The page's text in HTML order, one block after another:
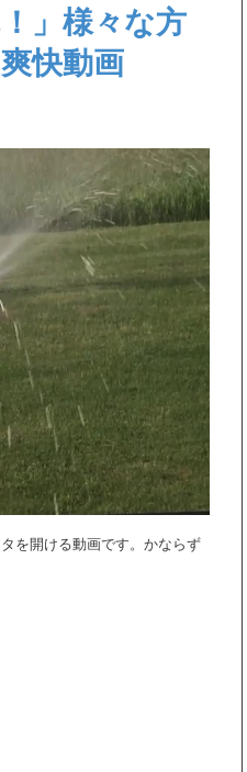
」様々な方
快動画
を開ける動画です。かならず